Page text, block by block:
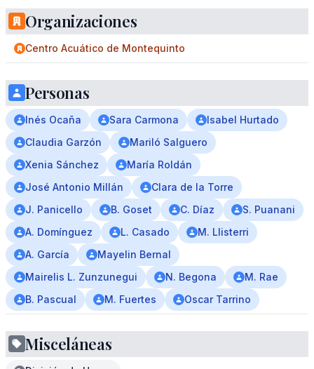
Organizaciones
Centro Acuático de Montequinto
Personas
Inés Ocaña Sara Carmona
Isabel Hurtado
Claudia Garzón
Mariló Salguero
Xenia Sánchez
María Roldán
José Antonio Millán
Clara de la Torre
J. Panicello
B. Goset C. Díaz
S. Puanani
A. Domínguez
L. Casado
M. Llisterri
A. García
Mayelin Bernal
Mairelis L. Zunzunegui
N. Begona
M. Rae
B. Pascual
M. Fuertes Oscar Tarrino
Misceláneas